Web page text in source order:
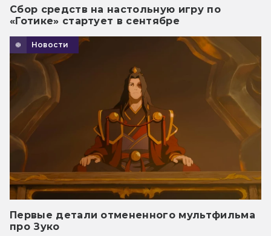
Сбор средств на настольную игру по
«Готике» стартует в сентябре
Новости
Первые детали отмененного мультфильма
про Зуко